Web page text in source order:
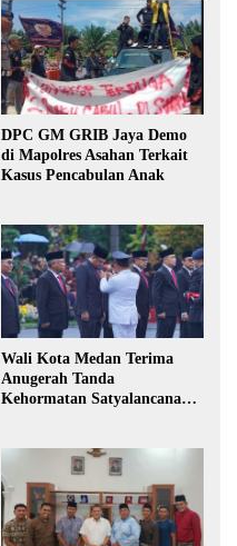
DPC GM GRIB Jaya Demo
di Mapolres Asahan Terkait
Kasus Pencabulan Anak
Wali Kota Medan Terima
Anugerah Tanda
Kehormatan Satyalancana